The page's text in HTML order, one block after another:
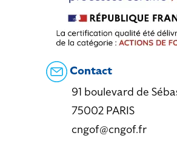
Contact
91 boulevard de
75002 PARIS
cngof@cngof.fr